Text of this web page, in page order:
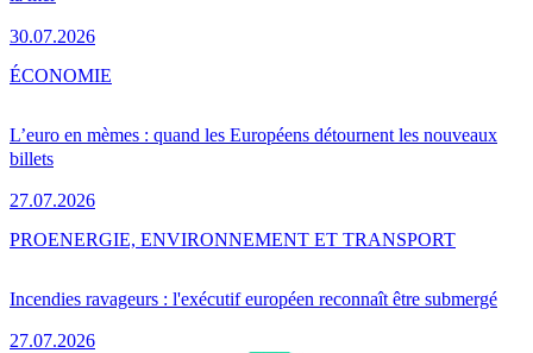
30.07.2026
L’euro en mèmes : quand les Européens détournent les nouveaux
billets
27.07.2026
ÉCONOMIE
Incendies ravageurs : l'exécutif européen reconnaît être submergé
27.07.2026
PROENERGIE, ENVIRONNEMENT ET TRANSPORT